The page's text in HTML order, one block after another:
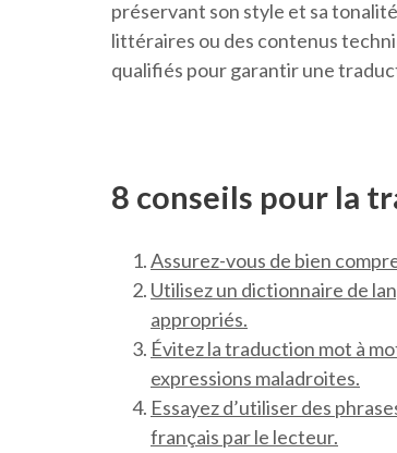
préservant son style et sa
littéraires ou des contenus
qualifiés pour garantir une
8 conseils pour la
Assurez-vous de bien
Utilisez un dictionnaire de
appropriés.
Évitez la traduction mot à
expressions maladroites.
Essayez d’utiliser des
français par le lecteur.